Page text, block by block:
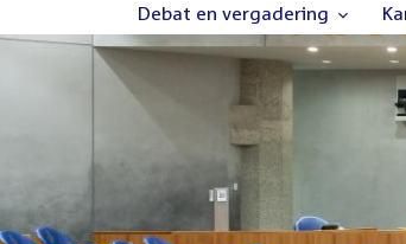
Debat en vergadering